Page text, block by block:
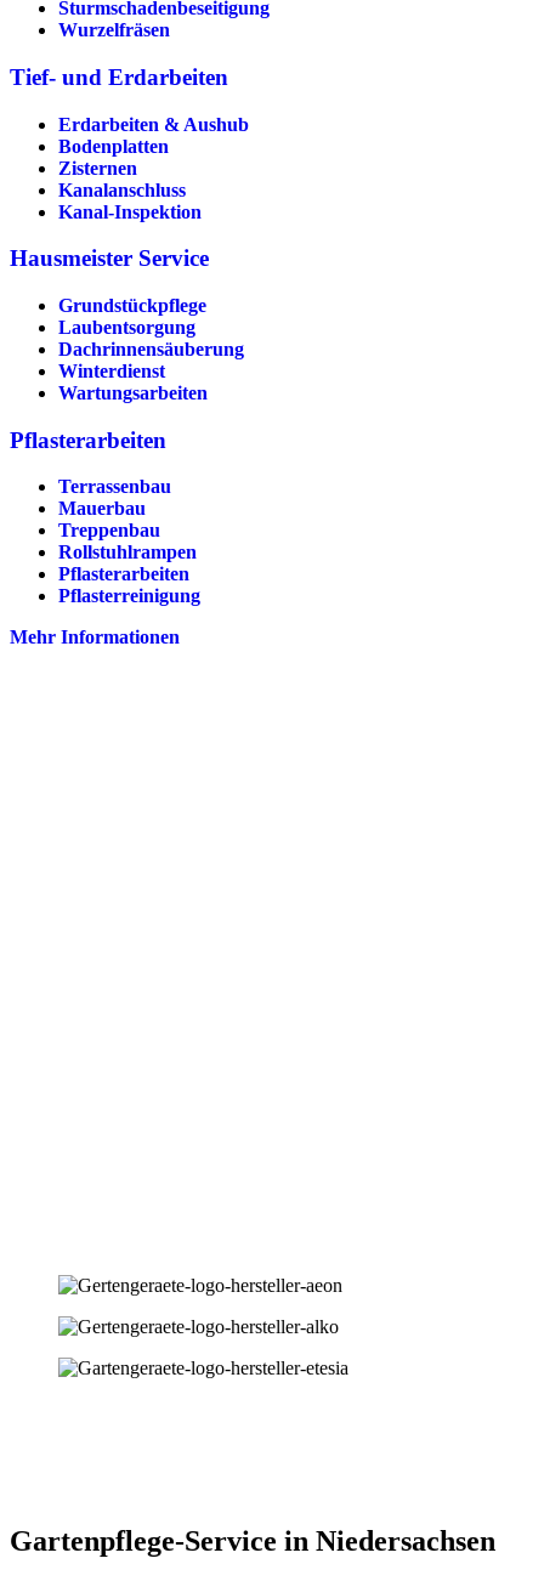
Sturmschadenbeseitigung
Wurzelfräsen
Tief- und Erdarbeiten
Erdarbeiten & Aushub
Bodenplatten
Zisternen
Kanalanschluss
Kanal-Inspektion
Hausmeister Service
Grundstückpflege
Laubentsorgung
Dachrinnen­säuberung
Winterdienst
Wartungsarbeiten
Pflasterarbeiten
Terrassenbau
Mauerbau
Treppenbau
Rollstuhlrampen
Pflasterarbeiten
Pflasterreinigung
Mehr Informationen
Gartenpflege-Service in Niedersachsen